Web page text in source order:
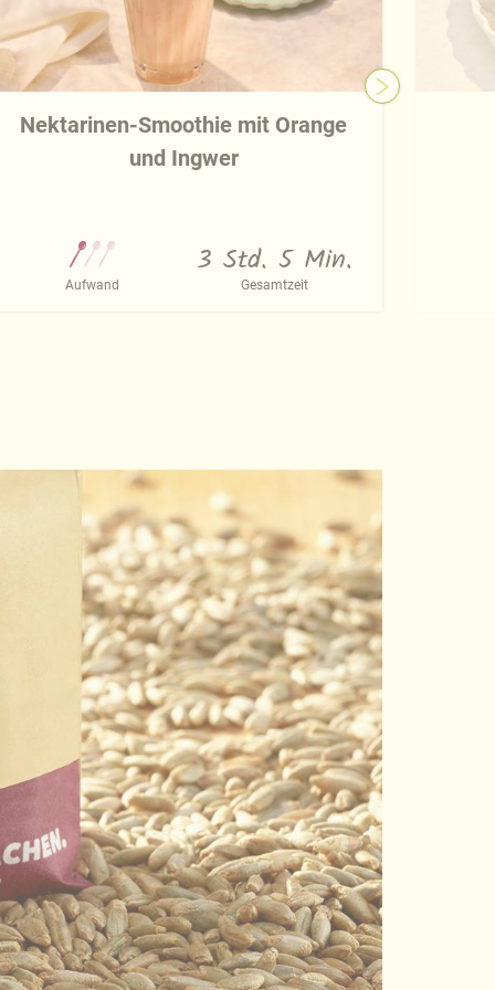
Nektarinen-Smoothie mit Orange
und Ingwer
Aufwand
3 Std. 5 Min.
Gesamtzeit